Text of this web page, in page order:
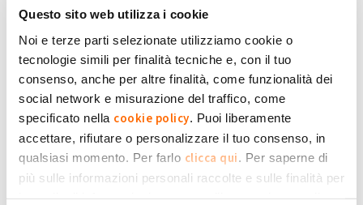
Questo sito web utilizza i cookie
Noi e terze parti selezionate utilizziamo cookie o
tecnologie simili per finalità tecniche e, con il tuo
consenso, anche per altre finalità, come funzionalità dei
social network e misurazione del traffico, come
specificato nella cookie policy . Puoi liberamente
accettare, rifiutare o personalizzare il tuo consenso, in
qualsiasi momento. Per farlo clicca qui . Per saperne di
più sulle informazioni personali raccolte e sulle finalità per
le quali tali informazioni saranno utilizzate, si prega di
quindi avere tensioni di 230V oppure anche maggiori. Nel mio caso mi
fase a 230V e di colpo tutto ha iniziato a funzionare correttamente.
Submitted by Marco Romano on Lun, 09/07/2018 - 22:47
+1
0 -1
Torna Su Accedioregistrati per inserire commenti.